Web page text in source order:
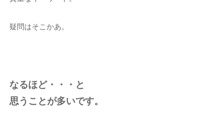
疑問はそこかあ。
なるほど・・・と
思うことが多いです。